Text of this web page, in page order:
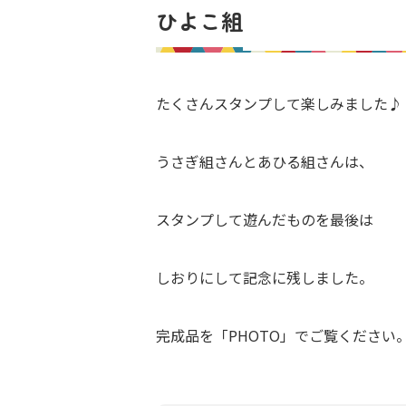
ひよこ組
たくさんスタンプして楽しみました♪
うさぎ組さんとあひる組さんは、
スタンプして遊んだものを最後は
しおりにして記念に残しました。
完成品を「PHOTO」でご覧ください